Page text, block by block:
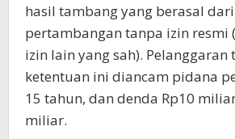
hasil tambang yang berasal
pertambangan tanpa izin resmi
izin lain yang sah). Pelanggaran
ketentuan ini diancam pidana
15 tahun, dan denda Rp10
miliar.